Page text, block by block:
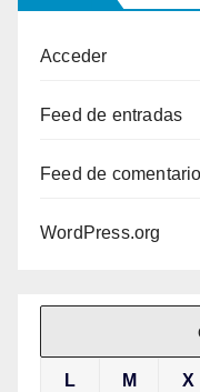
Acceder
Feed de entradas
Feed de
WordPress.org
L M X